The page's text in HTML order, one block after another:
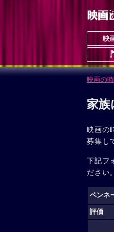
映
映画の
家族
映画の
募集し
下記フ
ださい。
ペンネ
評価